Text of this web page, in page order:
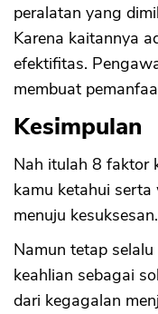
peralatan yang
Karena kaitannya
efektifitas.
membuat
Kesimpulan
Nah itulah 8 faktor
kamu ketahui
menuju kesuksesan.
Namun tetap
keahlian sebagai
dari kegagalan